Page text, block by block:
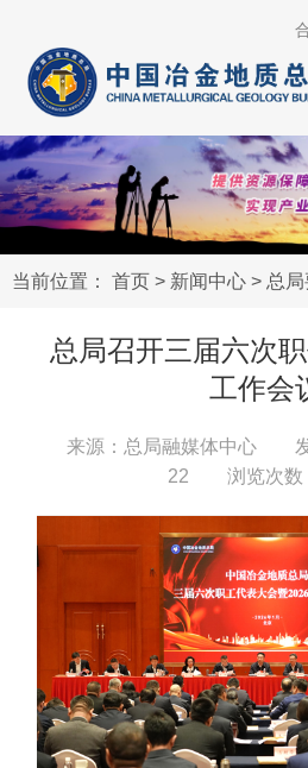
当前位置： 首页 > 新闻中心 > 总局
总局召开三届六次
工作会
来源：总局融媒体中心 发
22 浏览次数